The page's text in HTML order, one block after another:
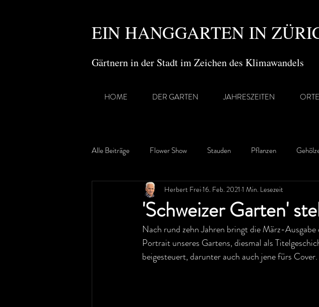
EIN HANGGARTEN IN
Gärtnern in der Stadt im Zeichen des Klimawandels
HOME DER GARTEN JAHRESZEITEN ORTE
Alle Beiträge Flower Show Stauden Pflanzen
Gartenreisen
'Schweizer Garten'
Herbert Frei 16. Feb. 2021 1 Min. Lesezeit
Nach rund zehn Jahren bringt die März-
Portrait unseres Gartens, diesmal als
beigesteuert, darunter auch auch jene fürs Cover.